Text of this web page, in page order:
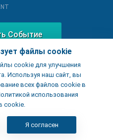
файлы cookie
cookie для улучшения
Используя наш сайт, вы
всех файлов cookie в
использования
cookie.
Я согласен
Событие
Заведение